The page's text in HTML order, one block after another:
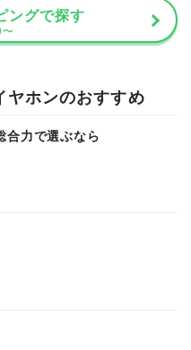
ングで探す
〜
ヤホンのおすすめ
合力で選ぶなら